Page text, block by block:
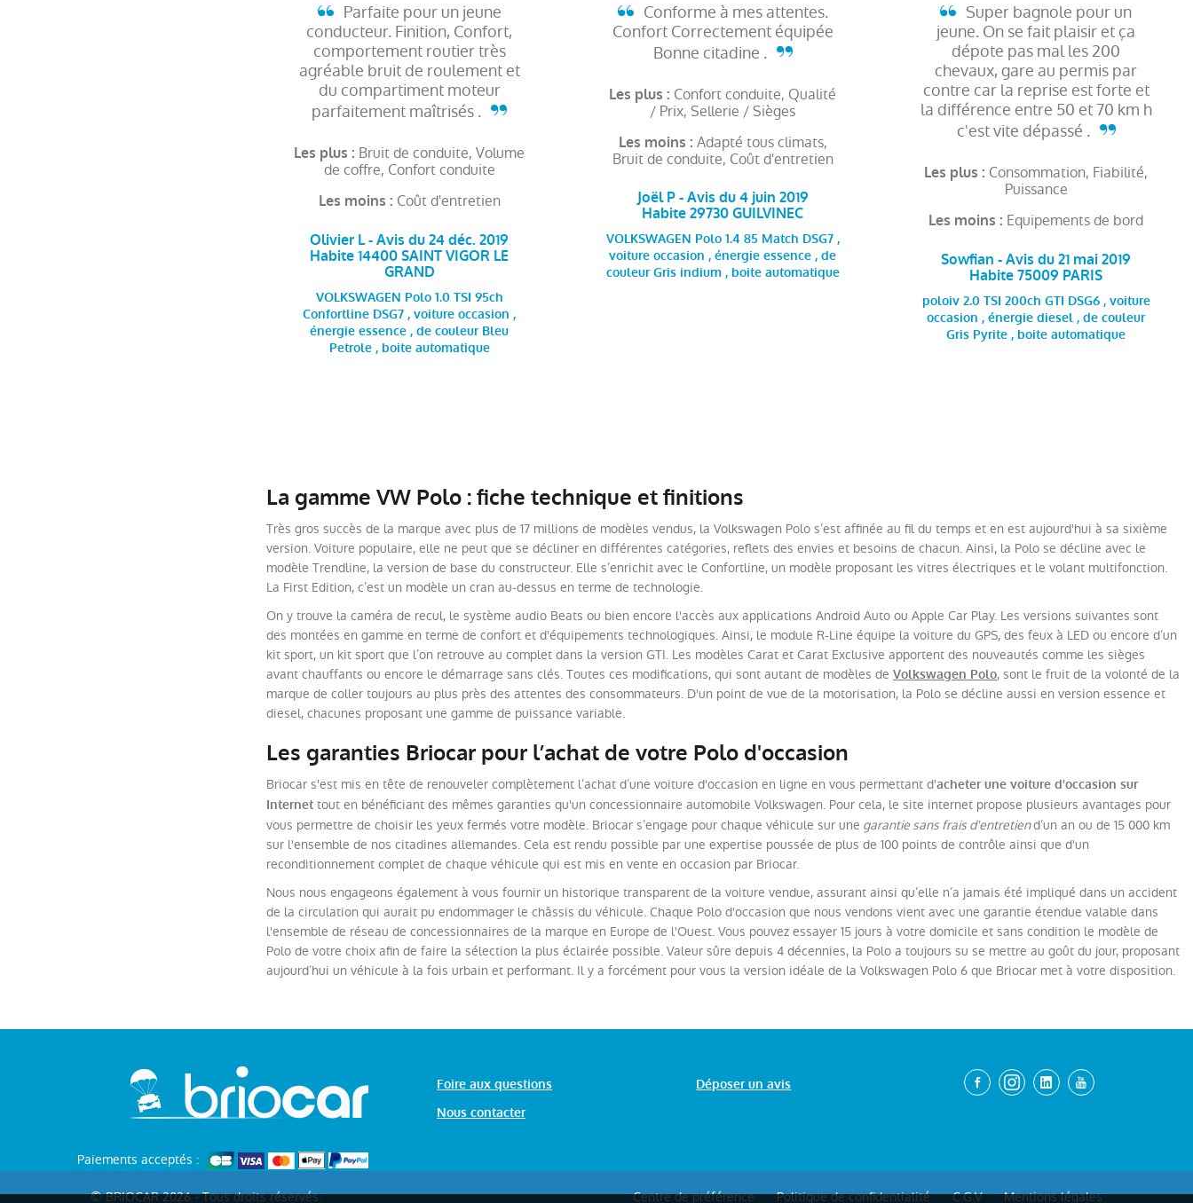
Parfaite pour un jeune
conducteur. Finition, Confort,
comportement routier très
agréable bruit de roulement et
du compartiment moteur
parfaitement maîtrisés .
Les plus : Bruit de conduite, Volume
de coffre, Confort conduite
Les moins : Coût d'entretien
Olivier L - Avis du 24 déc. 2019
Habite 14400 SAINT VIGOR LE
GRAND
VOLKSWAGEN Polo 1.0 TSI 95ch
Confortline DSG7 , voiture occasion ,
énergie essence , de couleur Bleu
Petrole , boite automatique
Conforme à mes attentes.
Confort Correctement équipée
Bonne citadine .
Les plus : Confort conduite, Qualité
/ Prix, Sellerie / Sièges
Les moins : Adapté tous climats,
Bruit de conduite, Coût d'entretien
Joël P - Avis du 4 juin 2019
Habite 29730 GUILVINEC
VOLKSWAGEN Polo 1.4 85 Match DSG7 ,
voiture occasion , énergie essence , de
couleur Gris indium , boite automatique
Super bagnole pour un
jeune. On se fait plaisir et ça
dépote pas mal les 200
chevaux, gare au permis par
contre car la reprise est forte et
la différence entre 50 et 70 km h
c'est vite dépassé .
Les plus : Consommation, Fiabilité,
Puissance
Les moins : Equipements de bord
Sowfian - Avis du 21 mai 2019
Habite 75009 PARIS
poloiv 2.0 TSI 200ch GTI DSG6 , voiture
occasion , énergie diesel , de couleur
Gris Pyrite , boite automatique
La gamme VW Polo : fiche technique et finitions
Très gros succès de la marque avec plus de 17 millions de modèles vendus, la Volkswagen Polo s’est affinée au fil du temps et en est aujourd'hui à sa sixième
version. Voiture populaire, elle ne peut que se décliner en différentes catégories, reflets des envies et besoins de chacun. Ainsi, la Polo se décline avec le
modèle Trendline, la version de base du constructeur. Elle s’enrichit avec le Confortline, un modèle proposant les vitres électriques et le volant multifonction.
La First Edition, c’est un modèle un cran au-dessus en terme de technologie.
On y trouve la caméra de recul, le système audio Beats ou bien encore l'accès aux applications Android Auto ou Apple Car Play. Les versions suivantes sont
des montées en gamme en terme de confort et d'équipements technologiques. Ainsi, le module R-Line équipe la voiture du GPS, des feux à LED ou encore d’un
kit sport, un kit sport que l’on retrouve au complet dans la version GTI. Les modèles Carat et Carat Exclusive apportent des nouveautés comme les sièges
avant chauffants ou encore le démarrage sans clés. Toutes ces modifications, qui sont autant de modèles de Volkswagen Polo, sont le fruit de la volonté de la
marque de coller toujours au plus près des attentes des consommateurs. D'un point de vue de la motorisation, la Polo se décline aussi en version essence et
diesel, chacunes proposant une gamme de puissance variable.
Les garanties Briocar pour l’achat de votre Polo d'occasion
Briocar s'est mis en tête de renouveler complètement l’achat d’une voiture d'occasion en ligne en vous permettant d'acheter une voiture d'occasion sur
Internet tout en bénéficiant des mêmes garanties qu'un concessionnaire automobile Volkswagen. Pour cela, le site internet propose plusieurs avantages pour
vous permettre de choisir les yeux fermés votre modèle. Briocar s’engage pour chaque véhicule sur une garantie sans frais d'entretiend’un an ou de 15 000 km
sur l'ensemble de nos citadines allemandes. Cela est rendu possible par une expertise poussée de plus de 100 points de contrôle ainsi que d'un
reconditionnement complet de chaque véhicule qui est mis en vente en occasion par Briocar.
Nous nous engageons également à vous fournir un historique transparent de la voiture vendue, assurant ainsi qu’elle n’a jamais été impliqué dans un accident
de la circulation qui aurait pu endommager le châssis du véhicule. Chaque Polo d'occasion que nous vendons vient avec une garantie étendue valable dans
l'ensemble de réseau de concessionnaires de la marque en Europe de l'Ouest. Vous pouvez essayer 15 jours à votre domicile et sans condition le modèle de
Polo de votre choix afin de faire la sélection la plus éclairée possible. Valeur sûre depuis 4 décennies, la Polo a toujours su se mettre au goût du jour, proposant
aujourd’hui un véhicule à la fois urbain et performant. Il y a forcément pour vous la version idéale de la Volkswagen Polo 6 que Briocar met à votre disposition.
Foire aux questions
Nous contacter
Déposer un avis
Paiements acceptés :
© BRIOCAR 2026 - Tous droits réservés. Centre de préférence Politique de confidentialité C.G.V Mentions légales